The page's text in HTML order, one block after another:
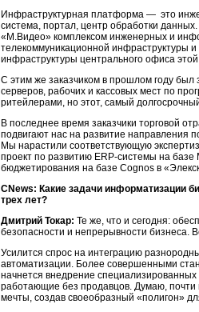
Инфраструктурная платформа — это
система, портал, центр обработки
«М.Видео» комплексом инженерных и
телекоммуникационной инфраструктуры
инфраструктуры центрального офиса
С этим же заказчиком в прошлом году
серверов, рабочих и кассовых мест по
ритейлерами, но этот, самый
В последнее время заказчики торговой
подвигают нас на развитие направления
Мы нарастили соответствующую
проект по развитию ERP-системы на
бюджетирования на базе Cognos в
CNews: Какие задачи информатизации
трех лет?
Дмитрий Токар: Те же, что и сегодня:
безопасности и непрерывности бизнеса.
Усилится спрос на интеграцию
автоматизации. Более совершенными
начнется внедрение
работающие без продавцов. Думаю, почти
мечты, создав своеобразный «полигон»